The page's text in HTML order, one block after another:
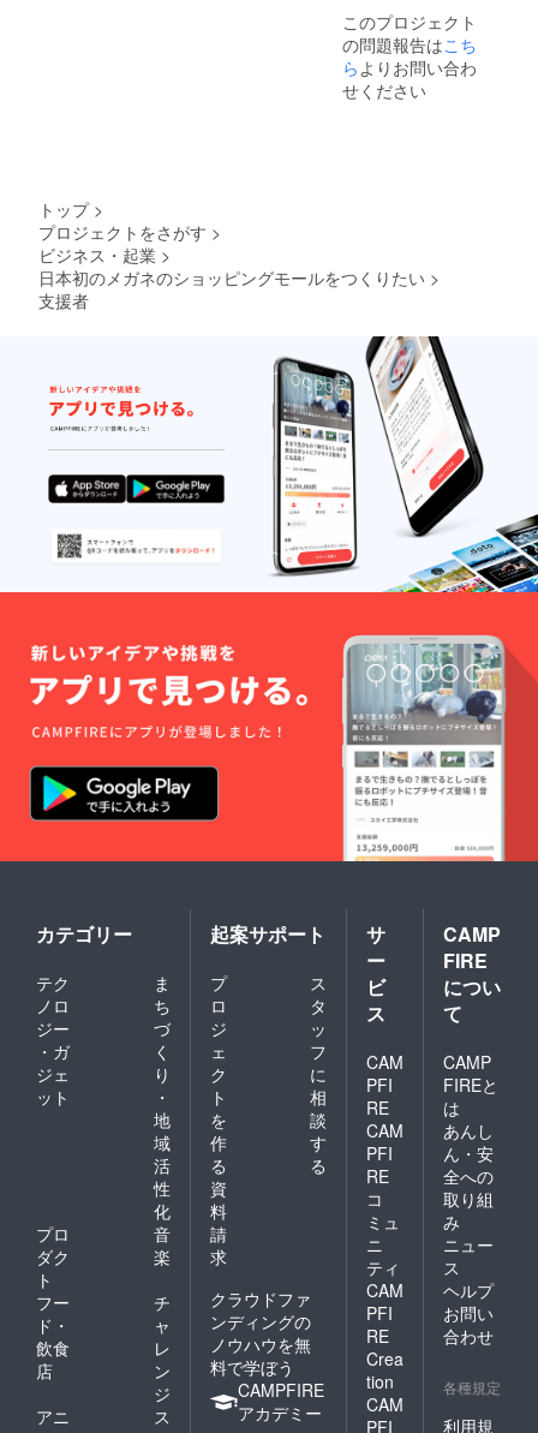
このプロジェクト
の問題報告はこち
らよりお問い合わ
せください
トップ >
プロジェクトをさがす >
ビジネス・起業 >
日本初のメガネのショッピングモールをつくりたい >
支援者
カテゴリー
テク
ノロ
ジー
・ガ
ジェ
ット
ま
ち
づ
く
り
・
地
域
活
性
化
プロ
ダク
ト
音
楽
フー
ド・
飲食
店
チ
ャ
レ
ン
ジ
アニ
ス
起案サポート
プ
ロ
ジ
ェ
ク
ト
を
作
る
ス
タ
ッ
フ
に
相
談
す
る
資
料
請
求
クラウドファ
ンディングの
ノウハウを無
料で学ぼう
CAMPFIRE
アカデミー
サ
ー
ビ
ス
CAM
PFI
RE
CAM
PFI
RE
コ
ミュ
ニ
ティ
CAM
PFI
RE
Crea
tion
CAM
PFI
CAMP
FIRE
につい
て
CAMP
FIREと
は
あんし
ん・安
全への
取り組
み
ニュー
ス
ヘルプ
お問い
合わせ
各種規定
利用規